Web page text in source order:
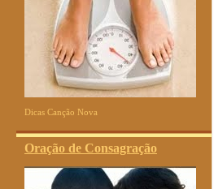
Dicas Canção Nova
Oração de Consagração